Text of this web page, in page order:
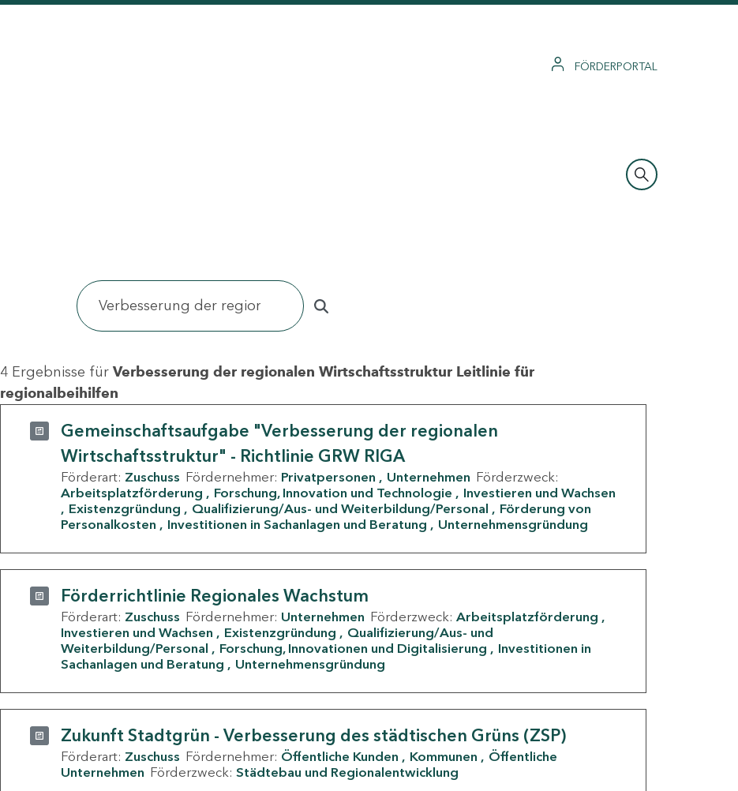
FÖRDERPORTAL
4 Ergebnisse für Verbesserung der regionalen Wirtschaftsstruktur Leitlinie für
regionalbeihilfen
Gemeinschaftsaufgabe "Verbesserung der regionalen
Wirtschaftsstruktur" - Richtlinie GRW RIGA
Förderart: Zuschuss Fördernehmer: Privatpersonen Unternehmen Förderzweck:
Arbeitsplatzförderung
Forschung, Innovation und Technologie
Investieren und Wachsen
Existenzgründung
Qualifizierung/Aus- und Weiterbildung/Personal
Förderung von
Personalkosten
Investitionen in Sachanlagen und Beratung Unternehmensgründung
Förderrichtlinie Regionales Wachstum
Förderart: Zuschuss Fördernehmer: Unternehmen Förderzweck: Arbeitsplatzförderung
Investieren und Wachsen
Existenzgründung
Qualifizierung/Aus- und
Weiterbildung/Personal
Forschung, Innovationen und Digitalisierung
Investitionen in
Sachanlagen und Beratung
Unternehmensgründung
Zukunft Stadtgrün - Verbesserung des städtischen Grüns (ZSP)
Förderart: Zuschuss Fördernehmer: Öffentliche Kunden Kommunen
Öffentliche
Unternehmen Förderzweck: Städtebau und Regionalentwicklung